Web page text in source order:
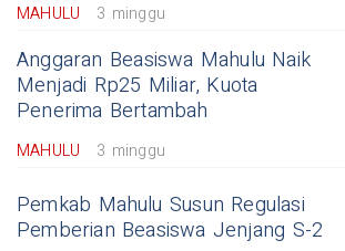
MAHULU 3 minggu
Anggaran Beasiswa Mahulu Naik
Menjadi Rp25 Miliar, Kuota
Penerima Bertambah
MAHULU 3 minggu
Pemkab Mahulu Susun Regulasi
Pemberian Beasiswa Jenjang S-2